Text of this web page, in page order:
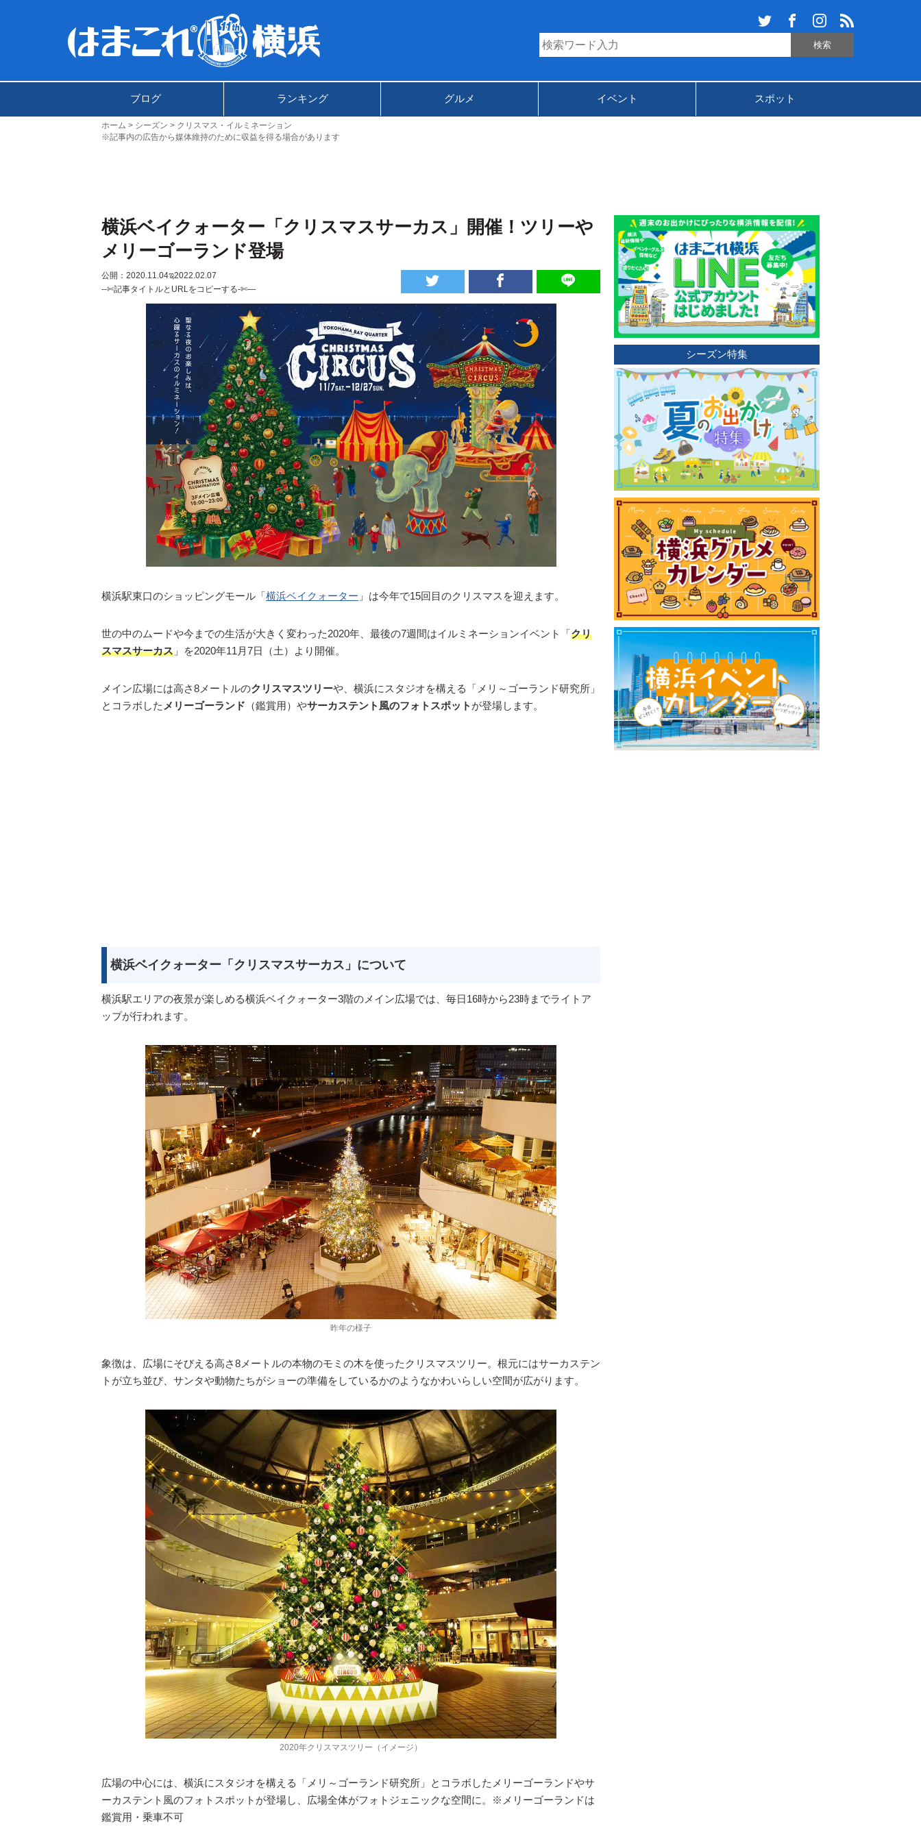
ブログ ランキング グルメ イベント スポット
ホーム シーズン
クリスマス・イルミネーション
※記事内の広告から媒体維持のために収益を得る場合があります
横浜ベイクォーター「クリスマスサーカス」開催！ツリーや
メリーゴーランド登場
公開：2020.11.04ಇ2022.02.07
--✄記事タイトルとURLをコピーする-✄—
横浜駅東口のショッピングモール「横浜ベイクォーター 」は今年で15回目のクリスマスを迎えます。
世の中のムードや今までの生活が大きく変わった2020年、最後の7週間はイルミネーションイベント「クリ
スマスサーカス 」を2020年11月7日（土）より開催。
メイン広場には高さ8メートルのクリスマスツリーや、横浜にスタジオを構える「メリ～ゴーランド研究所」
とコラボした メリーゴーランド （鑑賞用）やサーカステント風のフォトスポット が登場します。
横浜ベイクォーター「クリスマスサーカス」について
横浜駅エリアの夜景が楽しめる横浜ベイクォーター3階のメイン広場では、毎日16時から23時までライトア
ップが行われます。
昨年の様子
象徴は、広場にそびえる高さ8メートルの本物のモミの木を使ったクリスマスツリー。根元にはサーカステン
トが立ち並び、サンタや動物たちがショーの準備をしているかのようなかわいらしい空間が広がります。
2020年クリスマスツリー（イメージ）
広場の中心には、横浜にスタジオを構える「メリ～ゴーランド研究所」とコラボしたメリーゴーランドやサ
ーカステント風のフォトスポットが登場し、広場全体がフォトジェニックな空間に。※メリーゴーランドは
鑑賞用・乗車不可
シーズン特集